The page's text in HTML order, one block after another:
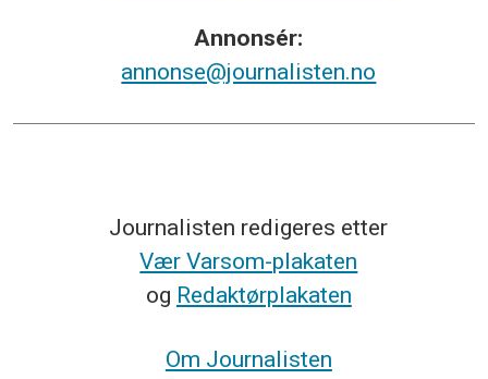
Annonsér:
annonse@journalisten.no
Journalisten redigeres etter
Vær Varsom-plakaten
og Redaktørplakaten
Om Journalisten